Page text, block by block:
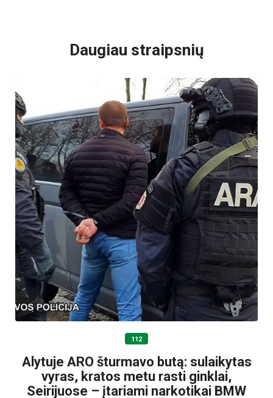
Daugiau straipsnių
112
Alytuje ARO šturmavo butą: sulaikytas
vyras, kratos metu rasti ginklai,
Seirijuose – įtariami narkotikai BMW